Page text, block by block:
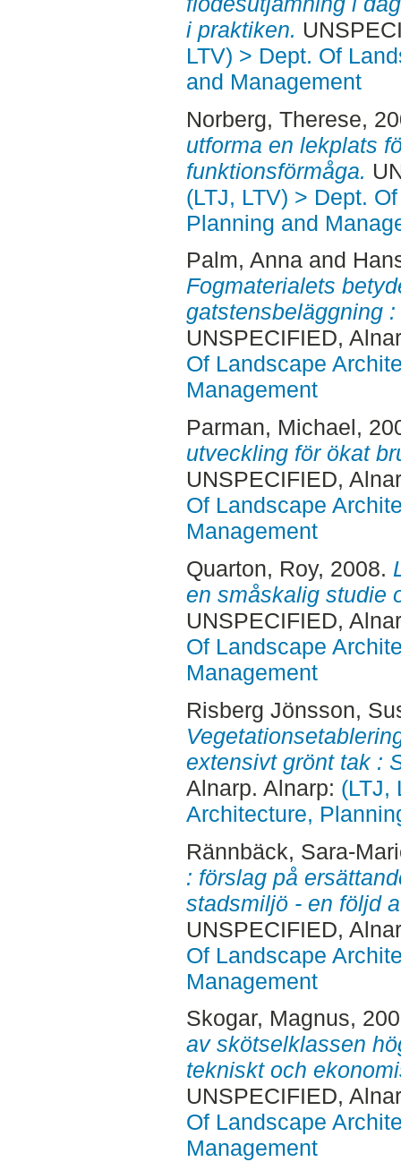
i praktiken.
LTV) > Dept. Of
and Management
Norberg, Therese,
utforma en lekplats
funktionsförmåga.
(LTJ, LTV) > Dept.
Planning and
Palm, Annaand
Fogmaterialets
gatstensbeläggning
UNSPECIFIED,
Of Landscape
Management
Parman, Michael,
utveckling för ökat
UNSPECIFIED,
Of Landscape
Management
Quarton, Roy, 2008.
en småskalig studie
UNSPECIFIED,
Of Landscape
Management
Risberg Jönsson,
extensivt grönt tak :
Alnarp. Alnarp: (LTJ,
Architecture,
Rännbäck, Sara-
: förslag på
stadsmiljö - en följd
UNSPECIFIED,
Of Landscape
Management
Skogar, Magnus,
av skötselklassen
tekniskt och
UNSPECIFIED,
Of Landscape
Management